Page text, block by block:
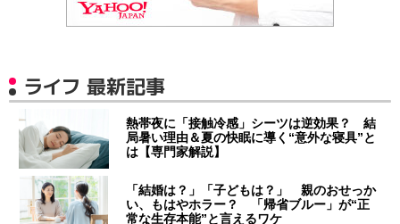
ライフ 最新記事
熱帯夜に「接触冷感」シーツは逆効果？ 結
局暑い理由＆夏の快眠に導く“意外な寝具”と
は【専門家解説】
「結婚は？」「子どもは？」 親のおせっか
い、もはやホラー？ 「帰省ブルー」が“正
常な生存本能”と言えるワケ